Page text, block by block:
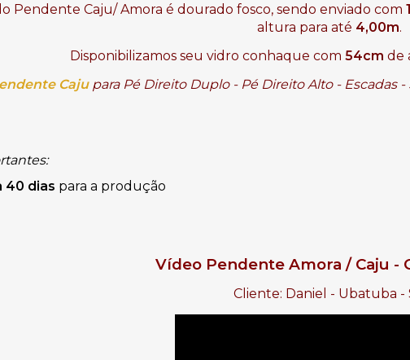
Pendente Caju/ Amora é dourado fosco, sendo enviado com
altura para até 4,00m.
Disponibilizamos seu vidro conhaque com 54cm de
Caju para Pé Direito Duplo - Pé Direito Alto - Escadas
40 dias para a produção
Vídeo Pendente Amora / Caju -
Cliente: Daniel - Ubatuba -